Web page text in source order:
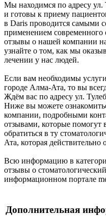
Мы находимся по адресу ул.
и готовы к приему
в Daris проводится самыми
применением современного
отзывы о нашей компании
узнайте о том, как мы
лечении у нас людей.
Если вам необходимы
городе Алма-Ата, то вы
Ждём вас по адресу ул.
Ниже вы можете
компании, подробными
отзывами, которые помогут
обратиться в ту
Ата, которая действительно
Всю информацию в
отзывы о
информационном портале
Дополнительная